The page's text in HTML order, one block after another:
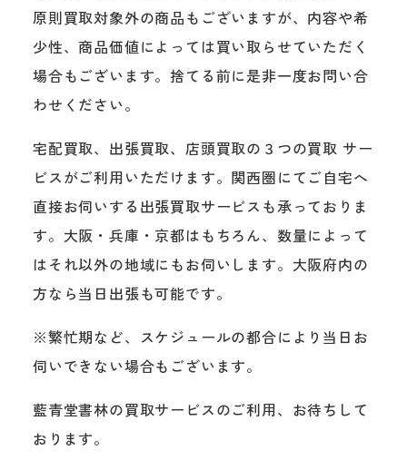
原則買取対象外の商品もございますが、内容や希
少性、商品価値によっては買い取らせていただく
場合もございます。捨てる前に是非一度お問い合
わせください。
宅配買取、出張買取、店頭買取の３つの買取 サー
ビスがご利用いただけます。関西圏にてご自宅へ
直接お伺いする出張買取サービスも承っておりま
す。大阪・兵庫・京都はもちろん、数量によって
はそれ以外の地域にもお伺いします。大阪府内の
方なら当日出張も可能です。
※繁忙期など、スケジュールの都合により当日お
伺いできない場合もございます。
藍青堂書林の買取サービスのご利用、お待ちして
おります。